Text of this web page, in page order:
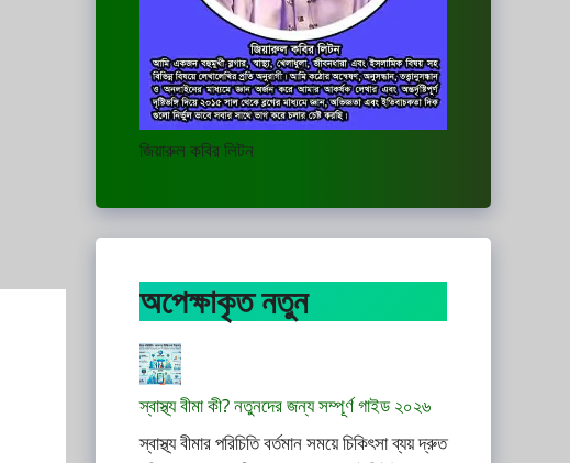
জিয়ারুল কবির লিটন
অপেক্ষাকৃত নতুন
স্বাস্থ্য বীমা কী? নতুনদের জন্য সম্পূর্ণ গাইড ২০২৬
স্বাস্থ্য বীমার পরিচিতি বর্তমান সময়ে চিকিৎসা ব্যয় দ্রুত